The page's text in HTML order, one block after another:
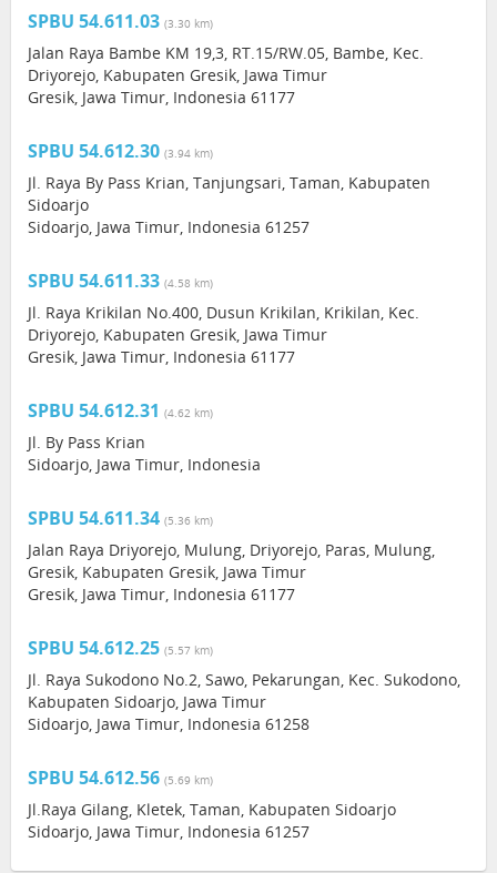
SPBU 54.611.03 (3.30 km)
Jalan Raya Bambe KM 19,3, RT.15/RW.05, Bambe, Kec.
Driyorejo, Kabupaten Gresik, Jawa Timur
Gresik, Jawa Timur, Indonesia 61177
SPBU 54.612.30 (3.94 km)
Jl. Raya By Pass Krian, Tanjungsari, Taman, Kabupaten
Sidoarjo
Sidoarjo, Jawa Timur, Indonesia 61257
SPBU 54.611.33 (4.58 km)
Jl. Raya Krikilan No.400, Dusun Krikilan, Krikilan, Kec.
Driyorejo, Kabupaten Gresik, Jawa Timur
Gresik, Jawa Timur, Indonesia 61177
SPBU 54.612.31 (4.62 km)
Jl. By Pass Krian
Sidoarjo, Jawa Timur, Indonesia
SPBU 54.611.34 (5.36 km)
Jalan Raya Driyorejo, Mulung, Driyorejo, Paras, Mulung,
Gresik, Kabupaten Gresik, Jawa Timur
Gresik, Jawa Timur, Indonesia 61177
SPBU 54.612.25 (5.57 km)
Jl. Raya Sukodono No.2, Sawo, Pekarungan, Kec. Sukodono,
Kabupaten Sidoarjo, Jawa Timur
Sidoarjo, Jawa Timur, Indonesia 61258
SPBU 54.612.56 (5.69 km)
Jl.Raya Gilang, Kletek, Taman, Kabupaten Sidoarjo
Sidoarjo, Jawa Timur, Indonesia 61257